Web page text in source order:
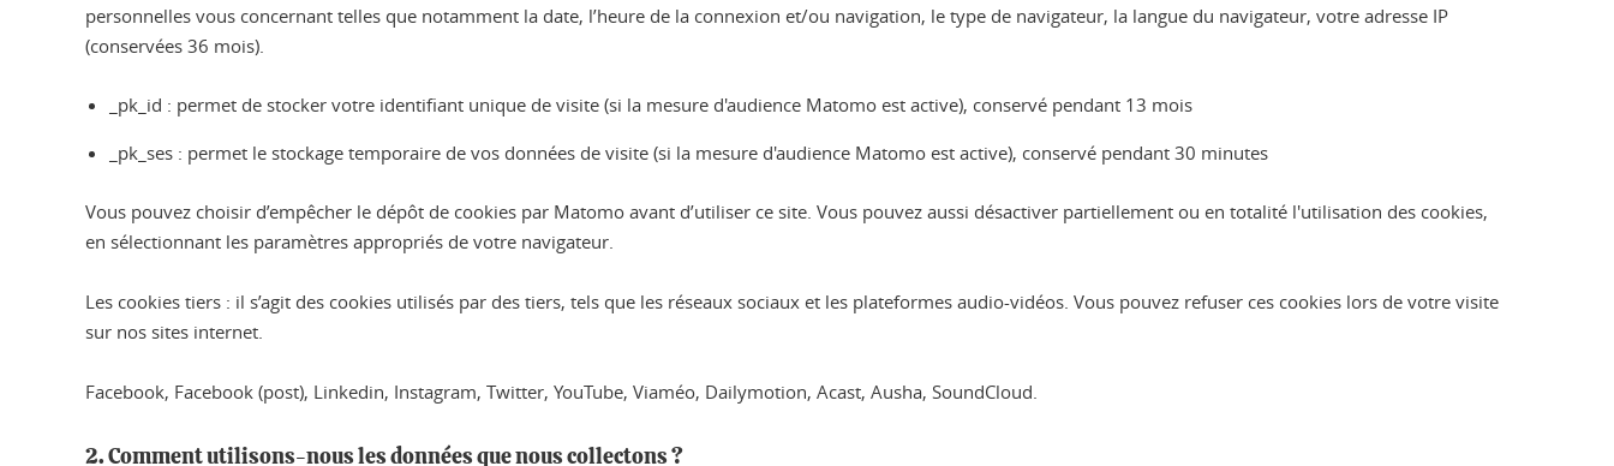
personnelles vous concernant telles que notamment la date, l’heure de la connexion et/ou navigation, le type de navigateur, la langue du navigateur, votre adresse IP
(conservées 36 mois).
_pk_id : permet de stocker votre identifiant unique de visite (si la mesure d'audience Matomo est active), conservé pendant 13 mois
_pk_ses : permet le stockage temporaire de vos données de visite (si la mesure d'audience Matomo est active), conservé pendant 30 minutes
Vous pouvez choisir d’empêcher le dépôt de cookies par Matomo avant d’utiliser ce site. Vous pouvez aussi désactiver partiellement ou en totalité l'utilisation des cookies,
en sélectionnant les paramètres appropriés de votre navigateur.
Les cookies tiers : il s’agit des cookies utilisés par des tiers, tels que les réseaux sociaux et les plateformes audio-vidéos. Vous pouvez refuser ces cookies lors de votre visite
sur nos sites internet.
Facebook, Facebook (post), Linkedin, Instagram, Twitter, YouTube, Viaméo, Dailymotion, Acast, Ausha, SoundCloud.
2. Comment utilisons-nous les données que nous collectons ?